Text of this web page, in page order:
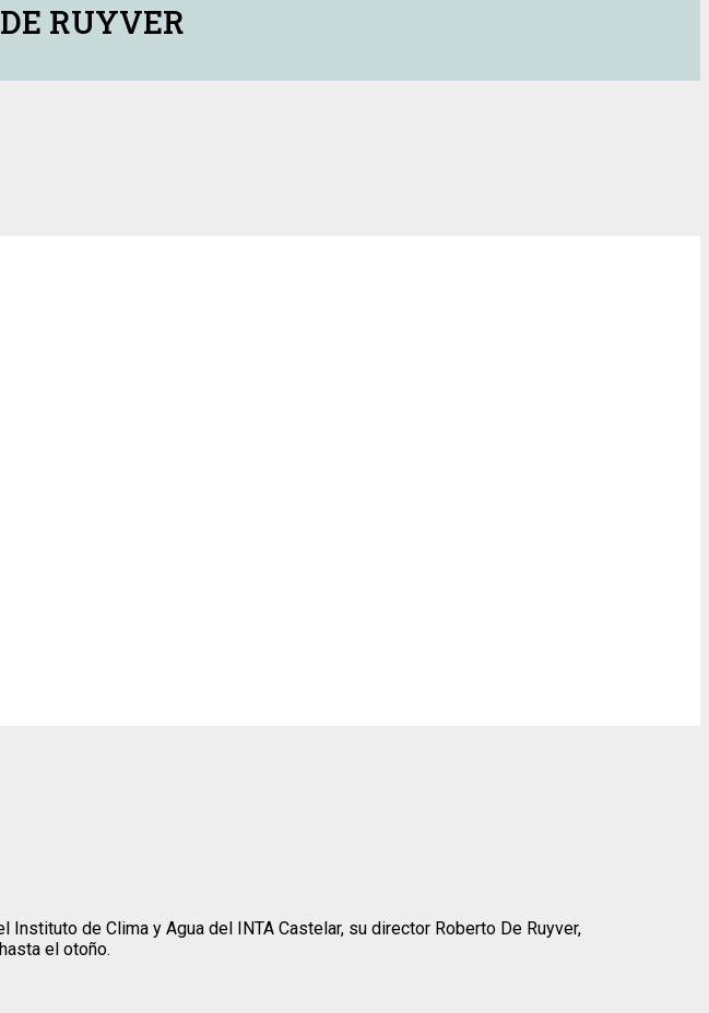
RUYVER
de Clima y Agua del INTA Castelar, su director Roberto De Ruyver,
el otoño.